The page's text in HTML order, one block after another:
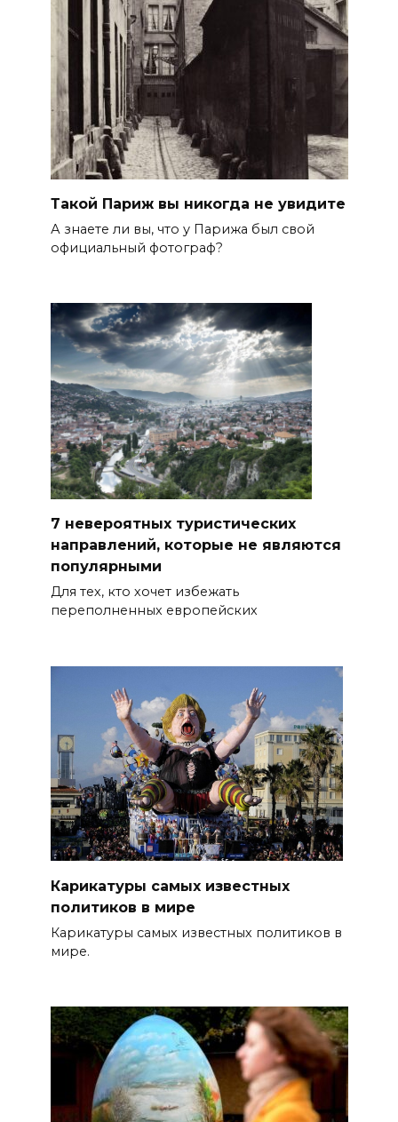
Такой Париж вы никогда не увидите
А знаете ли вы, что у Парижа был свой
официальный фотограф?
7 невероятных туристических
направлений, которые не являются
популярными
Для тех, кто хочет избежать
переполненных европейских
Карикатуры самых известных
политиков в мире
Карикатуры самых известных политиков в
мире.